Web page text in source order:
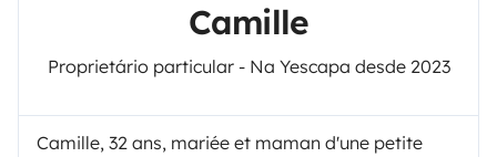
Camille
Proprietário particular - Na Yescapa desde 2023
Camille, 32 ans, mariée et maman d'une petite